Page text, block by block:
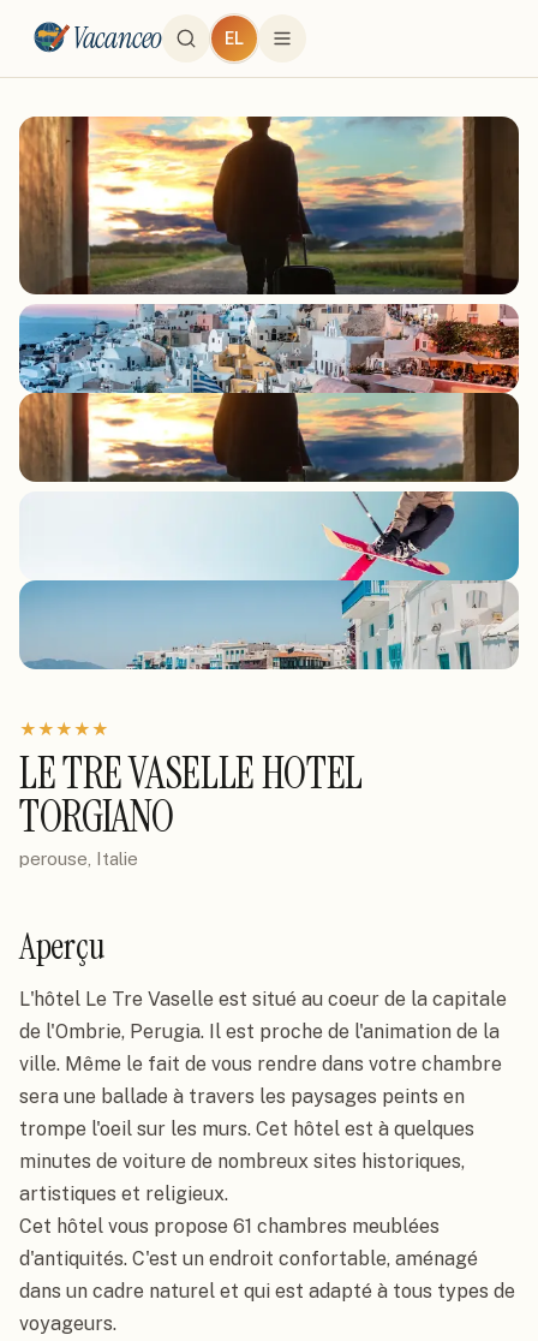
Vacanceo EL
★★★★★
LE TRE VASELLE HOTEL
TORGIANO
perouse, Italie
Aperçu
L'hôtel Le Tre Vaselle est situé au coeur de la capitale
de l'Ombrie, Perugia. Il est proche de l'animation de la
ville. Même le fait de vous rendre dans votre chambre
sera une ballade à travers les paysages peints en
trompe l'oeil sur les murs. Cet hôtel est à quelques
minutes de voiture de nombreux sites historiques,
artistiques et religieux.
Cet hôtel vous propose 61 chambres meublées
d'antiquités. C'est un endroit confortable, aménagé
dans un cadre naturel et qui est adapté à tous types de
voyageurs.